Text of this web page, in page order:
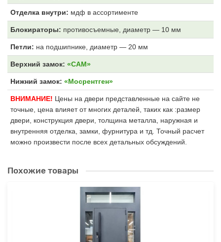
Отделка внутри: мдф в ассортименте
Блокираторы: противосъемные, диаметр — 10 мм
Петли: на подшипнике, диаметр — 20 мм
Верхний замок: «САМ»
Нижний замок: «Мосрентген»
ВНИМАНИЕ! Цены на двери представленные на сайте не
точные, цена влияет от многих деталей, таких как :размер
двери, конструкция двери, толщина металла, наружная и
внутренняя отделка, замки, фурнитура и тд. Точный расчет
можно произвести после всех детальных обсуждений.
Похожие товары